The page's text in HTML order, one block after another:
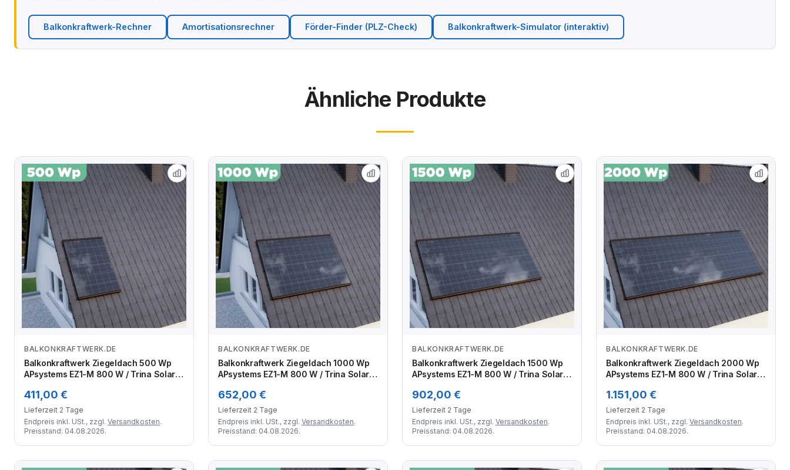
Balkonkraftwerk-Rechner Amortisationsrechner Förder-Finder (PLZ-Check) Balkonkraftwerk-Simulator (interaktiv)
Ähnliche Produkte
Zum Angebot
BALKONKRAFTWERK.DE
Balkonkraftwerk Ziegeldach 500 Wp
APsystems EZ1-M 800 W / Trina Solar /
Premium Halterung / eine Reihe
hochkant / 1 Modul
411,00 €
Lieferzeit 2 Tage
Endpreis inkl. USt., zzgl. Versandkosten.
Preisstand: 04.08.2026.
Zum Angebot
BALKONKRAFTWERK.DE
Balkonkraftwerk Ziegeldach 1000 Wp
APsystems EZ1-M 800 W / Trina Solar /
Premium Halterung / eine Reihe
hochkant / 2 Module
652,00 €
Lieferzeit 2 Tage
Endpreis inkl. USt., zzgl. Versandkosten.
Preisstand: 04.08.2026.
Zum Angebot
BALKONKRAFTWERK.DE
Balkonkraftwerk Ziegeldach 1500 Wp
APsystems EZ1-M 800 W / Trina Solar /
Premium Halterung / eine Reihe
hochkant / 3 Module
902,00 €
Lieferzeit 2 Tage
Endpreis inkl. USt., zzgl. Versandkosten.
Preisstand: 04.08.2026.
Zum Angebot
BALKONKRAFTWERK.DE
Balkonkraftwerk Ziegeldach 2000 Wp
APsystems EZ1-M 800 W / Trina Solar /
Premium Halterung / eine Reihe
hochkant / 4 Module
1.151,00 €
Lieferzeit 2 Tage
Endpreis inkl. USt., zzgl. Versandkosten.
Preisstand: 04.08.2026.